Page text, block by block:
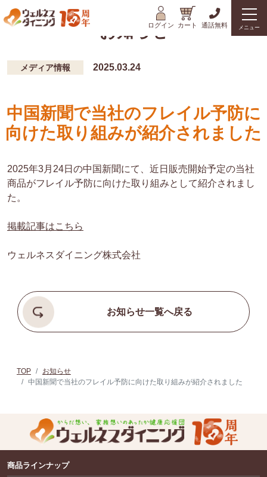
ログイン カート 通話無料 メニュー
お知らせ
メディア情報 2025.03.24
中国新聞で当社のフレイル予防に
向けた取り組みが紹介されました
2025年3月24日の中国新聞にて、近日販売開始予定の当社
商品がフレイル予防に向けた取り組みとして紹介されまし
た。
掲載記事はこちら
ウェルネスダイニング株式会社
お知らせ一覧へ戻る
TOP
お知らせ
中国新聞で当社のフレイル予防に向けた取り組みが紹介されました
商品ラインナップ